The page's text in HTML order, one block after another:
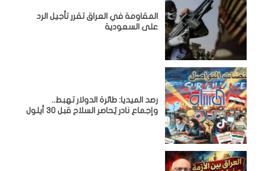
المقاومة في العراق تقرر تأجيل الرد
على السعودية
رصد الميديا: طائرة الدولار تهبط..
وإجماع نادر يُحاصر السلاح قبل 30 أيلول